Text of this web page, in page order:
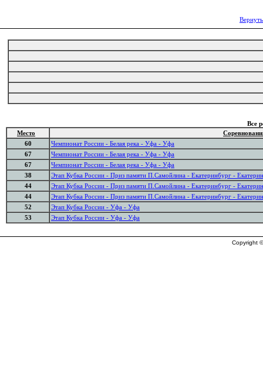
Все
Место
60
Чемпионат России - Белая река - Уфа - Уфа
67
Чемпионат России - Белая река - Уфа - Уфа
67
Чемпионат России - Белая река - Уфа - Уфа
38
Этап Кубка России - Приз памяти П.Самойлина - Екатеринбург -
44
Этап Кубка России - Приз памяти П.Самойлина - Екатеринбург -
44
Этап Кубка России - Приз памяти П.Самойлина - Екатеринбург -
52
Этап Кубка России - Уфа - Уфа
53
Этап Кубка России - Уфа - Уфа
Copyright